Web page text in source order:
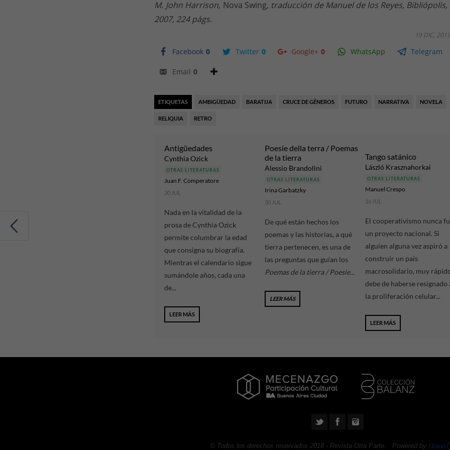
M. John Harrison, Nova Swing, traducción de Manuel de los Reyes, Bibliópolis,
2007, 224 págs.
Facebook 0 Twitter 0 Google+ 0 WhatsApp Telegram
Email 0
19 DIC, 2019
ETIQUETAS AMBIGÜEDAD BARATIJA CRUCE DE GÉNEROS FUTURO NARRATIVA NOVELA
RELIQUIA RETRO
Antigüedades
Cynthia Ozick
OTRAS LITERATURAS
Juan F. Comperatore
30 JUL
Nada en la vitalidad de la
prosa de Cynthia Ozick
permite columbrar la edad
que consigna su biografía.
Mientras el calendario sigue
sumándole años, cada una
de...
LEER MÁS
Poesie della terra / Poemas
de la tierra
Alessio Brandolini
OTRAS LITERATURAS
Irina Garbatzky
30 JUL
De qué están hechos los
poemas y las historias, a qué
tierra pertenecen, es una de
las preguntas que guían los
Poemas de la tierra / Poesie...
LEER MÁS
Tango satánico
László Krasznahorkai
OTRAS LITERATURAS
Manuel Crespo
16 JUL
El cooperativismo nunca
un proyecto nacional. Si
alguien alguna vez aspiró a
construir un país
macrosolidario, muy
debe de haberse resignado
la proliferación celular...
LEER MÁS
© Todos los derechos reservados 2018 - Revista Otra Parte. Powered by Urano